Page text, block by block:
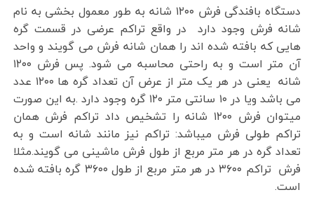
دستگاه بافندگی فرش ۱۲۰۰ شانه به طور معمول بخشی به نام
شانه فرش وجود دارد در واقع تراکم عرضی در قسمت گره
هایی که بافته شده اند را همان شانه فرش می گویند و واحد
آن متر است و به راحتی محاسبه می شود. پس فرش ۱۲۰۰
شانه یعنی در هر یک متر از عرض آن تعداد گره ها ۱۲۰۰ عدد
می باشد ویا در ۱۰ سانتی متر ۱۲۰ گره وجود دارد .به این صورت
میتوان فرش ۱۲۰۰ شانه را تشخیص داد تراکم فرش همان
تراکم طولی فرش میباشد: تراکم نیز مانند شانه است و به
تعداد گره در هر متر مربع از طول فرش ماشینی می گویند.مثلا
فرش تراکم ۳۶۰۰ در هر متر مربع از طول ۳۶۰۰ گره بافته شده
است.